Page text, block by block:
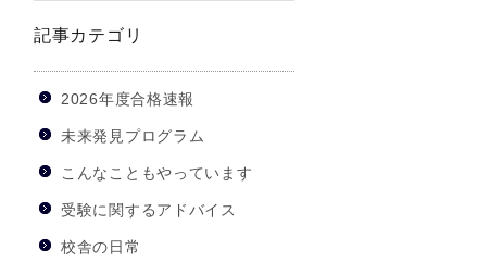
記事カテゴリ
2026年度合格速報
未来発見プログラム
こんなこともやっています
受験に関するアドバイス
校舎の日常